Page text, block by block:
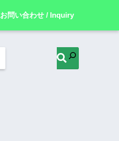
お問い合わせ / Inquiry